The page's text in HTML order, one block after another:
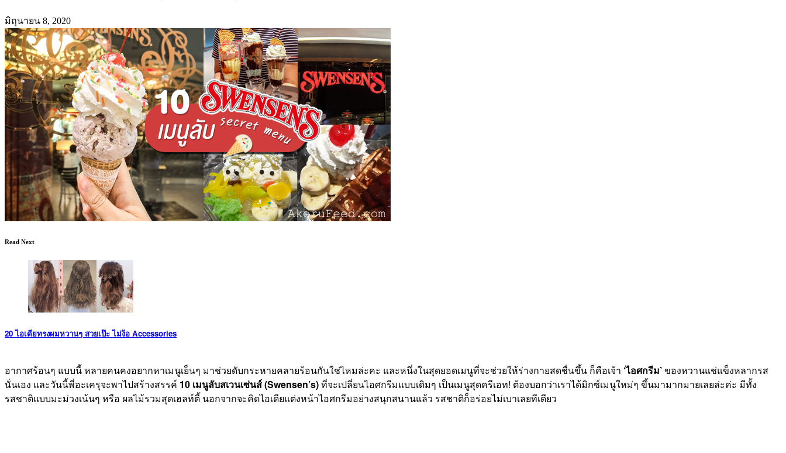
มิถุนายน 8, 2020
Read Next
20 ไอเดียทรงผมหวานๆ สวยเป๊ะ ไม่ง้อ Accessories
อากาศร้อนๆ แบบนี้ หลายคนคงอยากหาเมนูเย็นๆ มาช่วยดับกระหายคลายร้อนกันใช่ไหมล่ะคะ และหนึ่งในสุดยอดเมนูที่จะช่วยให้ร่างกายสดชื่นขึ้น ก็คือเจ้า ‘ไอศกรีม’ของหวานแช่แข็งหลากรส
นั่นเอง และวันนี้พี่อะเครุจะพาไปสร้างสรรค์ 10 เมนูลับสเวนเซ่นส์ (Swensen’s)ที่จะเปลี่ยนไอศกรีมแบบเดิมๆ เป็นเมนูสุดครีเอท! ต้องบอกว่าเราได้มิกซ์เมนูใหม่ๆ ขึ้นมามากมายเลยล่ะค่ะ มีทั้ง
รสชาติแบบมะม่วงเน้นๆ หรือ ผลไม้รวมสุดเฮลท์ตี้ นอกจากจะคิดไอเดียแต่งหน้าไอศกรีมอย่างสนุกสนานแล้ว รสชาติก็อร่อยไม่เบาเลยทีเดียว